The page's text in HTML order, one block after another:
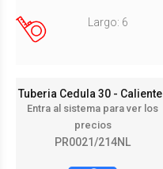
Largo: 6
Tuberia Cedula 30 - Caliente
Entra al sistema para ver los
precios
PR0021/214NL